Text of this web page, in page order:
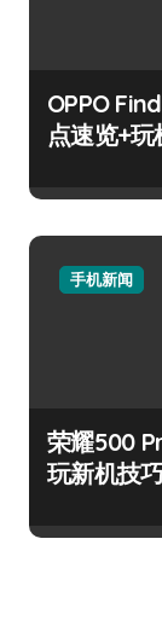
OPPO
点速览+
手机新闻
荣耀500
玩新机技